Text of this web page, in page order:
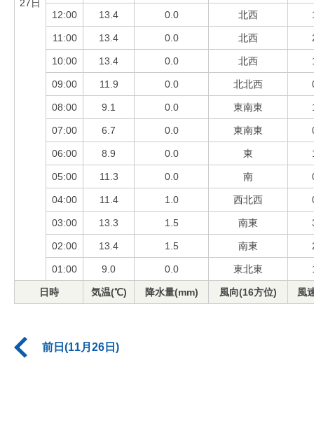
27日
12:00 13.4 0.0 北西
11:00 13.4 0.0 北西
10:00 13.4 0.0 北西
09:00 11.9 0.0 北北西
08:00 9.1 0.0 東南東
07:00 6.7 0.0 東南東
06:00 8.9 0.0 東
05:00 11.3 0.0 南
04:00 11.4 1.0 西北西
03:00 13.3 1.5 南東
02:00 13.4 1.5 南東
01:00 9.0 0.0 東北東
日時 気温(℃) 降水量(mm) 風向(16方位) 風
前日(11月26日)